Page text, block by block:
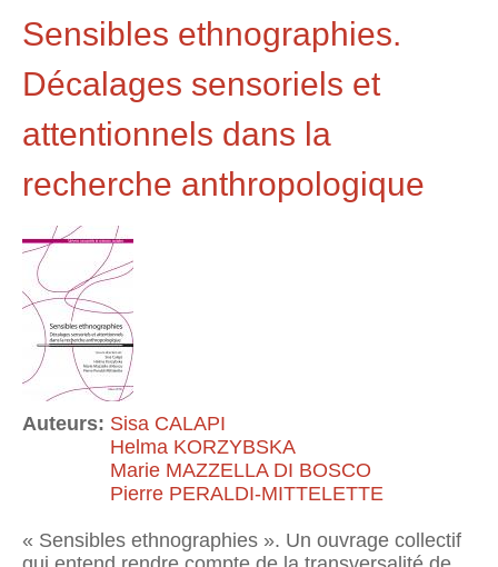
Sensibles ethnographies.
Décalages sensoriels et
attentionnels dans la
recherche anthropologique
Auteurs: Sisa CALAPI
Helma KORZYBSKA
Marie MAZZELLA DI BOSCO
Pierre PERALDI-MITTELETTE
« Sensibles ethnographies ». Un ouvrage collectif